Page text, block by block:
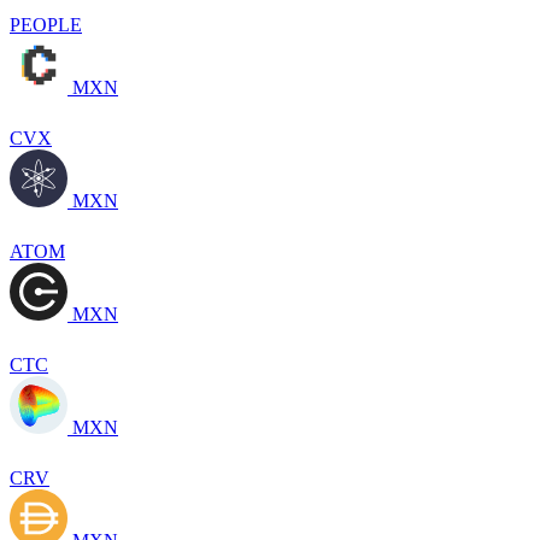
PEOPLE
MXN
CVX
MXN
ATOM
MXN
CTC
MXN
CRV